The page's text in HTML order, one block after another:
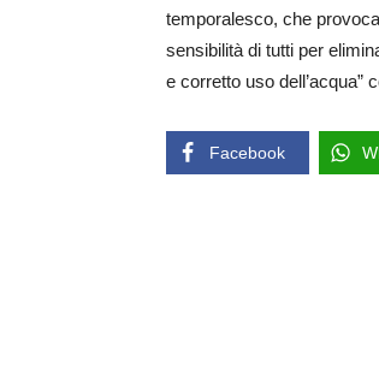
temporalesco, che
sensibilità di tutti per
e corretto uso dell’acqua”
Facebook